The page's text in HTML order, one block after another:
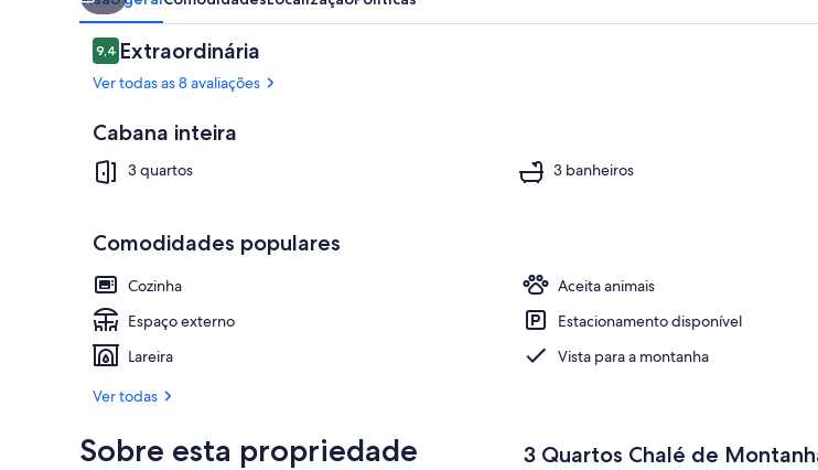
Detalhe da fachada
Avaliações
9,49,4 de 10
Extraordinária
Ver todas as 8 avaliações
Cabana inteira
3 quartos 3 banheiros
Comodidades populares
Cozinha
Aceita animais
Espaço externo
Estacionamento disponível
Lareira
Vista para a montanha
Ver todas
Sobre esta propriedade 3 Quartos Chalé de